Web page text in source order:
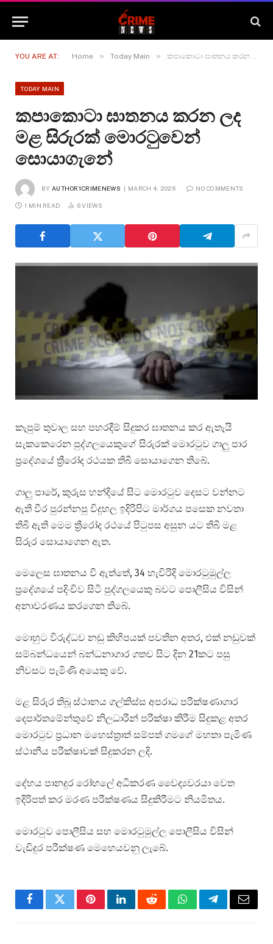
YOU ARE AT: Home » Today Main » කපාකොටා ඝාතනය කරන ලද මළ සිරුරක් මොරටුවෙන් සොයාගැනේ
TODAY MAIN
කපාකොටා ඝාතනය කරන ලද
මළ සිරුරක් මොරටුවෙන්
සොයාගැනේ
BY AUTHOR1CRIMENEWS MARCH 4, 2026 NO COMMENTS
1 MIN READ 6VIEWS
කැපුම් තුවාල සහ පහරදීම් සිදුකර ඝාතනය කර ඇතැයි
සැකකෙරෙන පුද්ගලයෙකුගේ සිරුරක් මොරටුව ගාලු පාර
ප්‍රදේශයේ ත්‍රීරෝද රථයක තිබී සොයාගෙන තිබේ.
ගාලු පාරේ, කුරුස හන්දියේ සිට මොරටුව දෙසට වන්නට
ඇති වීර පුරන්නපු විදුහල ඉදිරිපිට මාර්ගය පසෙක නවතා
තිබී ඇති මෙම ත්‍රීරෝද රථයේ පිටුපස අසුන යට තිබී මළ
සිරුර සොයාගෙන ඇත.
මෙලෙස ඝාතනය වී ඇත්තේ, 34 හැවිරිදි මොරටුමුල්ල
ප්‍රදේශයේ පදිංචිව සිටි පුද්ගලයෙකු බවට පොලීසිය විසින්
අනාවරණය කරගෙන තිබේ.
මොහුට විරුද්ධව නඩු කිහිපයක් පවතින අතර, එක් නඩුවක්
සම්බන්ධයෙන් බන්ධනාගාර ගතව සිට දින 21කට පසු
නිවසට පැමිණි අයෙකු වේ.
මළ සිරුර තිබූ ස්ථානය ගල්කිස්ස අපරාධ පරීක්ෂණාගාර
දෙපාර්තමේන්තුවේ නිලධාරීන් පරීක්ෂා කිරීම සිදුකළ අතර
මොරටුව ප්‍රධාන මහෙස්ත්‍රාත් සම්පත් ගමගේ මහතා පැමිණ
ස්ථානීය පරීක්ෂාවක් සිදුකරන ලදි.
දේහය පානදුර රෝහලේ අධිකරණ වෛද්‍යවරයා වෙත
ඉදිරිපත් කර මරණ පරීක්ෂණය සිදුකිරීමට නියමිතය.
මොරටුව පොලීසිය සහ මොරටුමුල්ල පොලීසිය විසින්
වැඩිදුර පරීක්ෂණ මෙහෙයවනු ලැබේ.
FacebookTwitterPinterestLinkedInRedditWhatsAppTelegramEmail